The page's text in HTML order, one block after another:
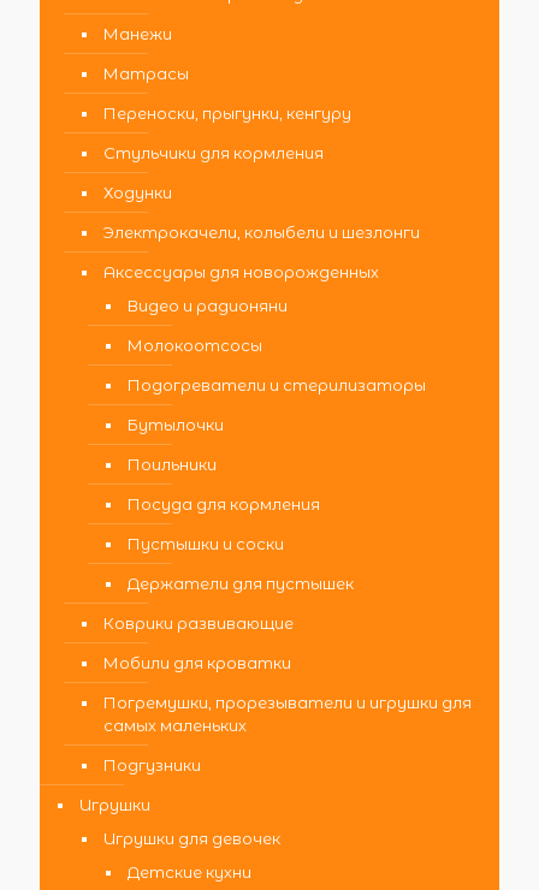
Манежи
Матрасы
Переноски, прыгунки, кенгуру
Стульчики для кормления
Ходунки
Электрокачели, колыбели и шезлонги
Аксессуары для новорожденных
Видео и радионяни
Молокоотсосы
Подогреватели и стерилизаторы
Бутылочки
Поильники
Посуда для кормления
Пустышки и соски
Держатели для пустышек
Коврики развивающие
Мобили для кроватки
Погремушки, прорезыватели и игрушки для
самых маленьких
Подгузники
Игрушки
Игрушки для девочек
Детские кухни